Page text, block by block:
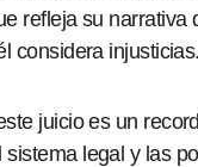
refleja su narrativa
considera injusticias.
juicio es un
sistema legal y las